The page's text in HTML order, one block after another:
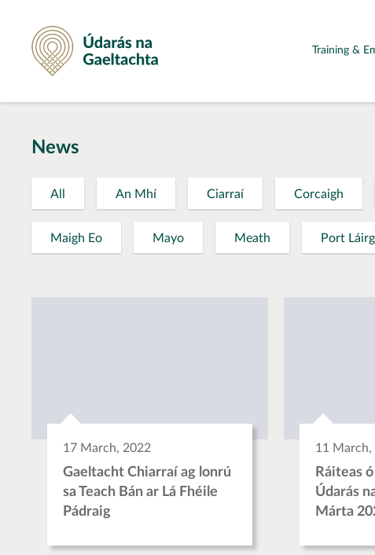
Údarás na Gaeltachta
Training &
News
All An Mhí Ciarraí Corcaigh
Maigh Eo Mayo Meath Port
17 March, 2022
Gaeltacht Chiarraí ag lonrú
sa Teach Bán ar Lá Fhéile
Pádraig
11 March,
Ráiteas
Údarás
Márta